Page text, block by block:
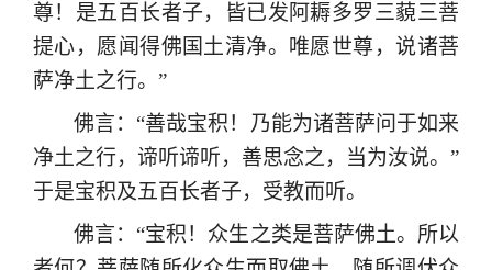
尊！是五百长者子，皆已发阿耨多罗三藐三菩
提心，愿闻得佛国土清净。唯愿世尊，说诸菩
萨净土之行。”
佛言：“善哉宝积！乃能为诸菩萨问于如来
净土之行，谛听谛听，善思念之，当为汝说。”
于是宝积及五百长者子，受教而听。
佛言：“宝积！众生之类是菩萨佛土。所以